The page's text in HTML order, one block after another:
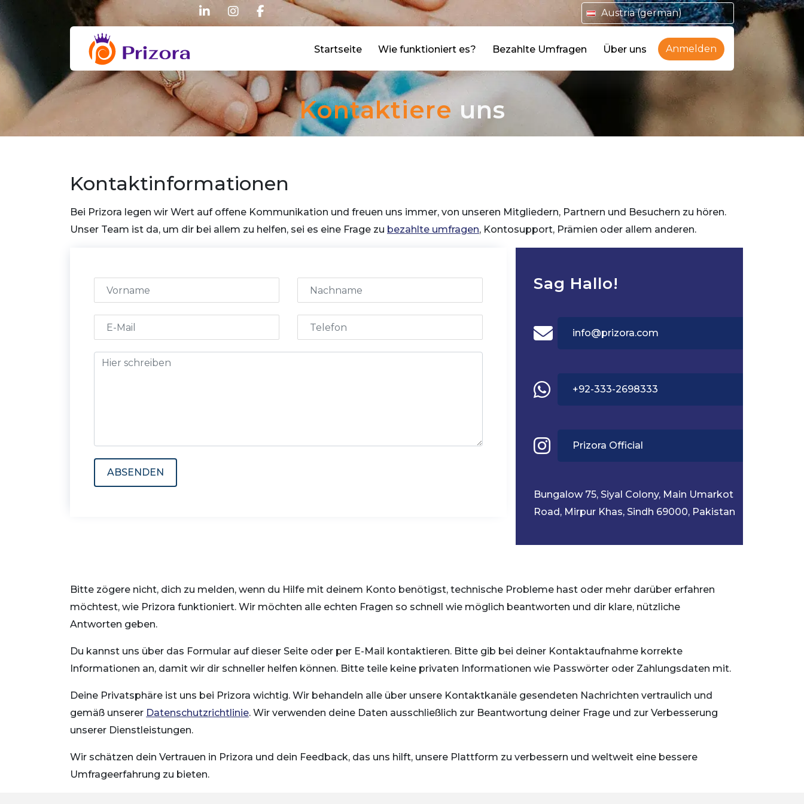
linkedininstagram
facebook Austria (german)
Prizora Startseite Wie funktioniert es? Bezahlte Umfragen Über uns Anmelden
Kontaktiere uns
Kontaktinformationen
Bei Prizora legen wir Wert auf offene Kommunikation und freuen uns immer, von unseren Mitgliedern, Partnern und Besuchern zu hören.
Unser Team ist da, um dir bei allem zu helfen, sei es eine Frage zu bezahlte umfragen, Kontosupport, Prämien oder allem anderen.
Sag Hallo!
info@prizora.com
+92-333-2698333
Prizora Official
Bungalow 75, Siyal Colony, Main Umarkot
Road, Mirpur Khas, Sindh 69000, Pakistan
Bitte zögere nicht, dich zu melden, wenn du Hilfe mit deinem Konto benötigst, technische Probleme hast oder mehr darüber erfahren
möchtest, wie Prizora funktioniert. Wir möchten alle echten Fragen so schnell wie möglich beantworten und dir klare, nützliche
Antworten geben.
Du kannst uns über das Formular auf dieser Seite oder per E-Mail kontaktieren. Bitte gib bei deiner Kontaktaufnahme korrekte
Informationen an, damit wir dir schneller helfen können. Bitte teile keine privaten Informationen wie Passwörter oder Zahlungsdaten mit.
Deine Privatsphäre ist uns bei Prizora wichtig. Wir behandeln alle über unsere Kontaktkanäle gesendeten Nachrichten vertraulich und
gemäß unserer Datenschutzrichtlinie. Wir verwenden deine Daten ausschließlich zur Beantwortung deiner Frage und zur Verbesserung
unserer Dienstleistungen.
Wir schätzen dein Vertrauen in Prizora und dein Feedback, das uns hilft, unsere Plattform zu verbessern und weltweit eine bessere
Umfrageerfahrung zu bieten.